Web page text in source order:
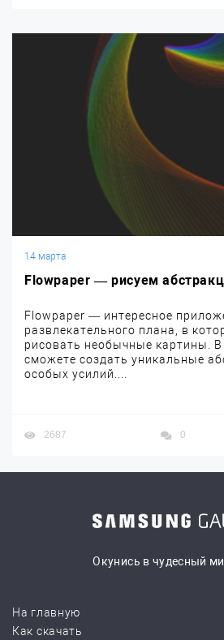
14 марта
Flowpaper — рисуем
Flowpaper — интересное
развлекательного плана, в
рисовать необычные картины. В
сможете создать уникальные
особых усилий....
2687 0
Окунись в чудесный
На главную
Как скачать